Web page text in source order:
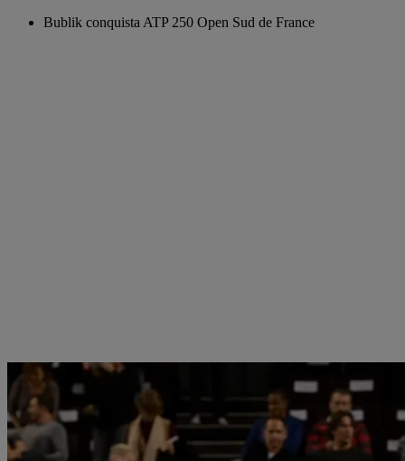
Bublik conquista ATP 250 Open Sud de France